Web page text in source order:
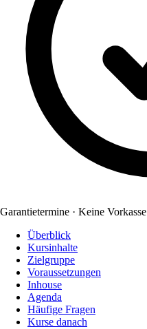
Garantietermine · Keine Vorkasse
Überblick
Kursinhalte
Zielgruppe
Voraussetzungen
Inhouse
Agenda
Häufige Fragen
Kurse danach